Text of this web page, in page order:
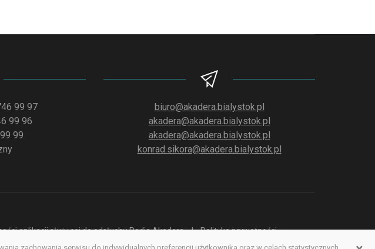
99 97
99 96
99
biuro@akadera.bialystok.pl
akadera@akadera.bialystok.pl
akadera@akadera.bialystok.pl
konrad.sikora@akadera.bialystok.pl
aplikacji służącej do odsłuchu Radia Akadera
Polityka prywatności